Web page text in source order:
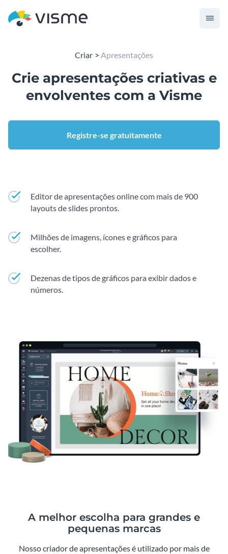
Criar Apresentações
Crie apresentações criativas e
envolventes com a Visme
Registre-se gratuitamente
Editor de apresentações online com mais de 900
layouts de slides prontos.
Milhões de imagens, ícones e gráficos para
escolher.
Dezenas de tipos de gráficos para exibir dados e
números.
A melhor escolha para grandes e
pequenas marcas
Nosso criador de apresentações é utilizado por mais de